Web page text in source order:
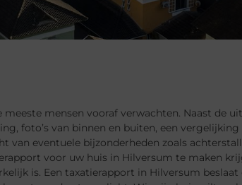
mensen vooraf verwachten. Naast de
foto’s van binnen en buiten, een
van eventuele bijzonderheden zoals
voor uw huis in Hilversum te maken
is. Een taxatierapport in Hilversum beslaat